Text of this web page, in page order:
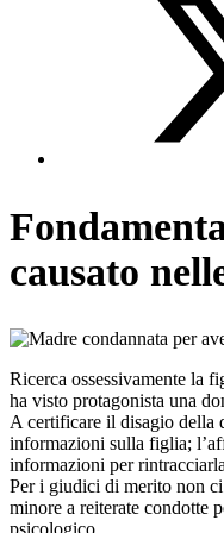
causato
Ricerca ossessivamente la
ha visto protagonista una
A certificare il disagio della
informazioni sulla figlia;
informazioni per
Per i giudici di merito non
minore a reiterate condotte
psicologico.